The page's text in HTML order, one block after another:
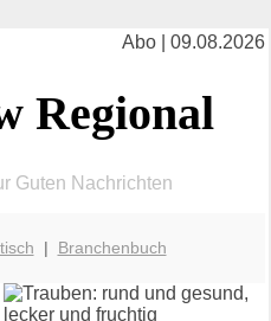
Abo | 09.08.2026
Regional
Guten Nachrichten
| Branchenbuch